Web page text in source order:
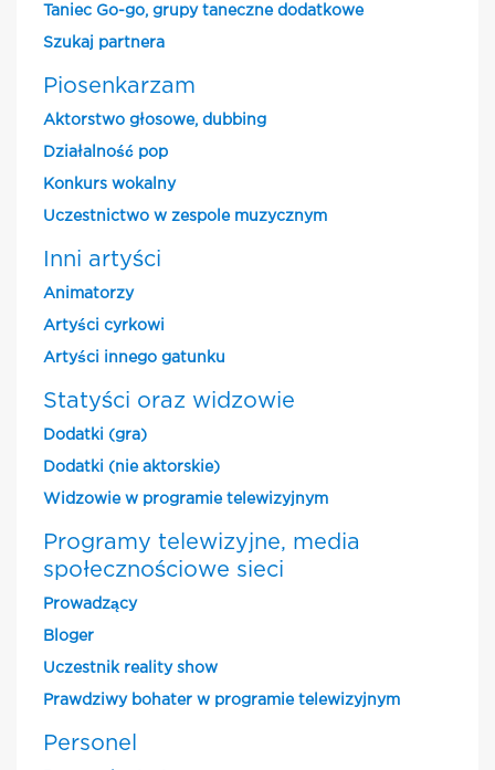
Taniec Go-go, grupy taneczne dodatkowe
Szukaj partnera
Piosenkarzam
Aktorstwo głosowe, dubbing
Działalność pop
Konkurs wokalny
Uczestnictwo w zespole muzycznym
Inni artyści
Animatorzy
Artyści cyrkowi
Artyści innego gatunku
Statyści oraz widzowie
Dodatki (gra)
Dodatki (nie aktorskie)
Widzowie w programie telewizyjnym
Programy telewizyjne, media
społecznościowe sieci
Prowadzący
Bloger
Uczestnik reality show
Prawdziwy bohater w programie telewizyjnym
Personel